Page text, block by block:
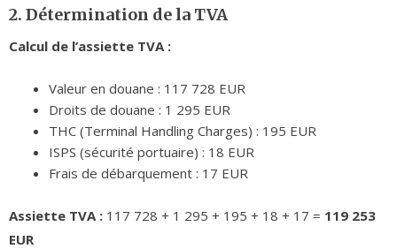
2. Détermination de la TVA
Calcul de l’assiette TVA :
Valeur en douane : 117 728 EUR
Droits de douane : 1 295 EUR
THC (Terminal Handling Charges) : 195 EUR
ISPS (sécurité portuaire) : 18 EUR
Frais de débarquement : 17 EUR
Assiette TVA : 117 728 + 1 295 + 195 + 18 + 17 = 119 253
EUR